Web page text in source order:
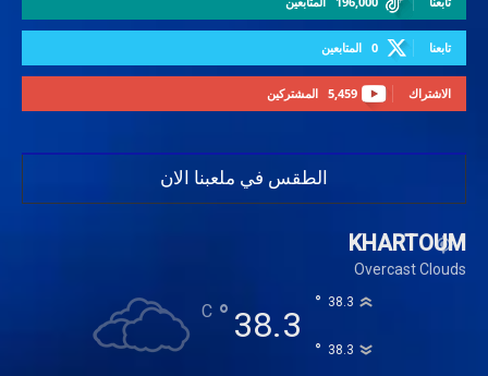
0 المتابعين تابعنا
5,459 المشتركين الاشتراك
الطقس في ملعبنا الان
KHARTOUM
Overcast Clouds
38.3
°
C 38.3
°
38.3
°